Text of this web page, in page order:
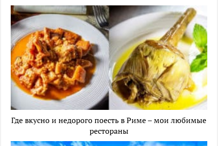
Где вкусно и недорого поесть в Риме – мои любимые
рестораны